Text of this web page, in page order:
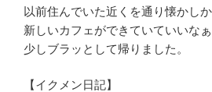
以前住んでいた近くを通り懐かしか
新しいカフェができていていいなぁ
少しブラッとして帰りました。
【イクメン日記】